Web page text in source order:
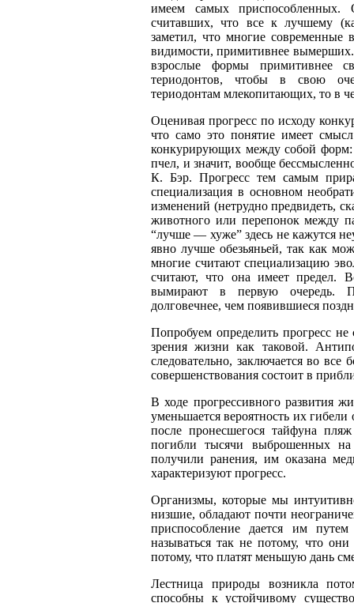
имеем самых приспособленных.
считавших, что все к лучшему
заметил, что многие
видимости, примитивнее
взрослые формы примитивнее
териодонтов, чтобы в свою
териодонтам млекопитающих, то в
Оценивая прогресс по исходу
что само это понятие имеет
конкурирующих между собой
пчел, и значит, вообще
К. Бэр. Прогресс тем самым
специализация в основном
изменений (нетрудно предвидеть,
животного или перепонок между
“лучше— хуже” здесь не кажутся
явно лучше обезьяньей, так как
многие считают специализацию
считают, что она имеет предел.
вымирают в первую очередь.
долговечнее, чем появившиеся
Попробуем определить прогресс
зрения жизни как таковой.
следовательно, заключается во
совершенствования состоит в
В ходе прогрессивного развития
уменьшается вероятность их
после пронесшегося тайфуна
погибли тысячи выброшенных
получили ранения, им оказана
характеризуют прогресс.
Организмы, которые мы
низшие, обладают почти
приспособление дается им
называться так не потому, что
потому, что платят меньшую дань
Лестница природы возникла
способны к устойчивому